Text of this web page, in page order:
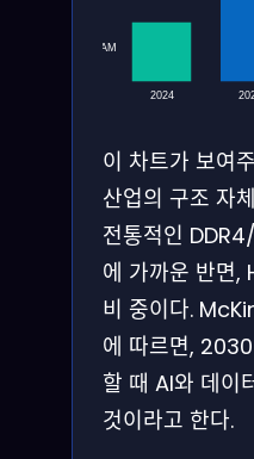
2024
전통 DRAM
이 차트가 보여
산업의 구조 자
전통적인
에 가까운 반
비 중이다.
에 따르면,
할 때 AI와 데이
것이라고 한다.